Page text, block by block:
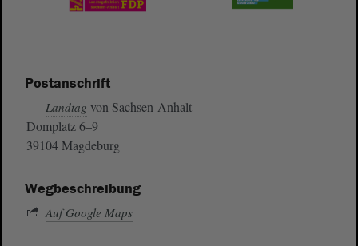
Postanschrift
Landtag von Sachsen-Anhalt
Domplatz 6–9
39104 Magdeburg
Wegbeschreibung
Auf Google Maps